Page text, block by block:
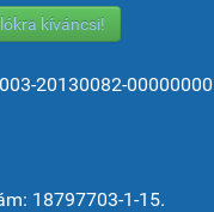
kíváncsi!
20130082-00000000
18797703-1-15.